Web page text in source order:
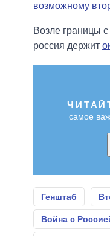
возможному
Возле границы
россия держит
самое
Генштаб
Война с